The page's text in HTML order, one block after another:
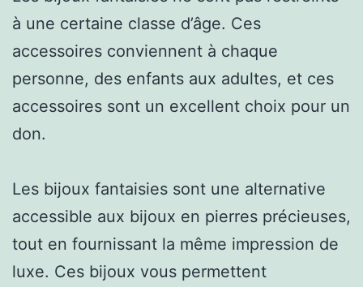
à une certaine classe d’âge. Ces
accessoires conviennent à chaque
personne, des enfants aux adultes, et ces
accessoires sont un excellent choix pour un
don.
Les bijoux fantaisies sont une alternative
accessible aux bijoux en pierres précieuses,
tout en fournissant la même impression de
luxe. Ces bijoux vous permettent